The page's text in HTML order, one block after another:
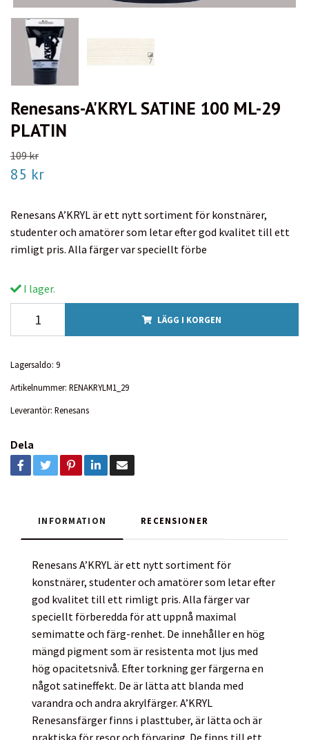
Renesans-A'KRYL SATINE 100 ML-29
PLATIN
109 kr
85 kr
Renesans A’KRYL är ett nytt sortiment för konstnärer,
studenter och amatörer som letar efter god kvalitet till ett
rimligt pris. Alla färger var speciellt förbe
I lager.
LÄGG I KORGEN
Lagersaldo: 9
Artikelnummer: RENAKRYLM1_29
Leverantör: Renesans
Dela
INFORMATION RECENSIONER
Renesans A’KRYL är ett nytt sortiment för
konstnärer, studenter och amatörer som letar efter
god kvalitet till ett rimligt pris. Alla färger var
speciellt förberedda för att uppnå maximal
semimatte och färg-renhet. De innehåller en hög
mängd pigment som är resistenta mot ljus med
hög opacitetsnivå. Efter torkning ger färgerna en
något satineffekt. De är lätta att blanda med
varandra och andra akrylfärger. A’KRYL
Renesansfärger finns i plasttuber, är lätta och är
praktiska för resor och förvaring. De finns till ett